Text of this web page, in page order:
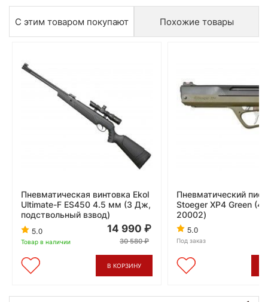
С этим товаром покупают Похожие товары
Пневматическая винтовка Ekol
Ultimate-F ES450 4.5 мм (3 Дж,
подствольный взвод)
5.0
Товар в наличии
14 990
30 580
В КОРЗИНУ
Пневматический
Stoeger XP4 Green
20002)
5.0
Под заказ